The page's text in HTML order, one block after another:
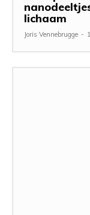
lichaam
Joris Vennebrugge -